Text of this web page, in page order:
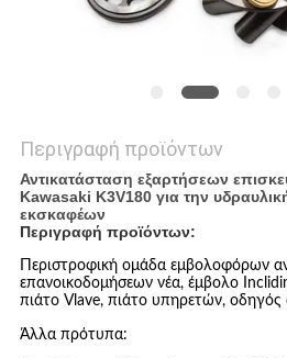
Περιγραφή προϊόντων
Αντικατάσταση εξαρτήσεων
Kawasaki K3V180 για την
εκσκαφέων
Περιγραφή προϊόντων:
Περιστροφική ομάδα εμβολοφόρων
επανοικοδομήσεων νέα, έμβολο
πιάτο Vlave, πιάτο υπηρετών,
Άλλα πρότυπα: